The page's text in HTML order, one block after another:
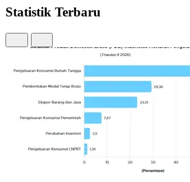
Statistik Terbaru